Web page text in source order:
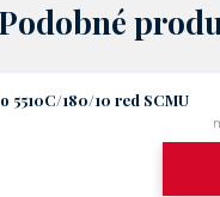
Podobné
5510C/180/10 red SCMU